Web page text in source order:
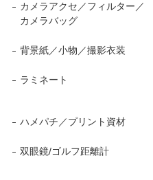
カメラアクセ／フィルター／
カメラバッグ
背景紙／小物／撮影衣装
ラミネート
ハメパチ／プリント資材
双眼鏡/ゴルフ距離計